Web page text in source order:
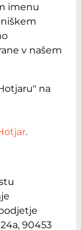
imenu
v našem
na
.
90453